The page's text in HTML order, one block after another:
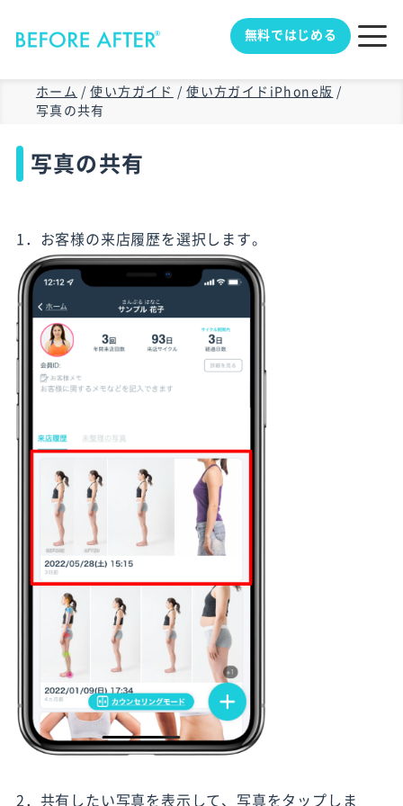
無料ではじめる
ホーム / 使い方ガイド / 使い方ガイドiPhone版 /
写真の共有
写真の共有
1．お客様の来店履歴を選択します。
2．共有したい写真を表示して、写真をタップしま